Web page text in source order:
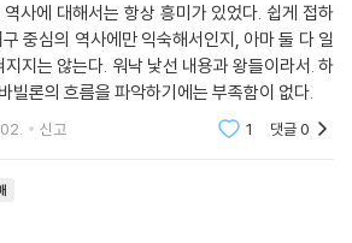
사에 대해서는 항상 흥미가 있었다. 쉽게 접하
중심의 역사에만 익숙해서인지, 아마 둘 다 일
지는 않는다. 워낙 낯선 내용과 왕들이라서. 하
빌론의 흐름을 파악하기에는 부족함이 없다.
신고 1 댓글0